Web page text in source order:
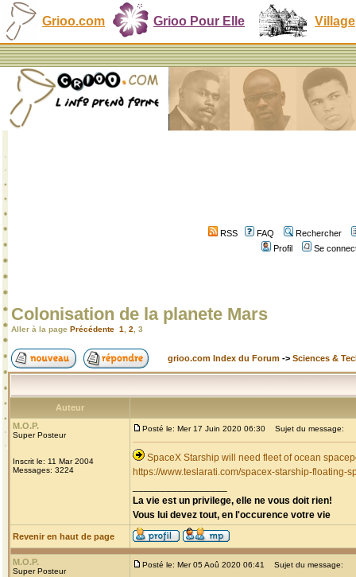
Grioo.com Grioo Pour Elle Village
RSS FAQ
Rechercher
Profil
Se
Colonisation de la planete Mars
Aller à la page Précédente 1 2 3
grioo.com Index du Forum -> Sciences &
Auteur
M.O.P.
Super Posteur
Inscrit le: 11 Mar 2004
Messages: 3224
Posté le: Mer 17 Juin 2020 06:30 Sujet du message:
SpaceX Starship will need fleet of ocean
https://www.teslarati.com/spacex-starship-floating-
La vie est un privilege, elle ne vous doit rien!
Vous lui devez tout, en l'occurence votre vie
Revenir en haut de page
M.O.P.
Super Posteur
Posté le: Mer 05 Aoû 2020 06:41 Sujet du message: